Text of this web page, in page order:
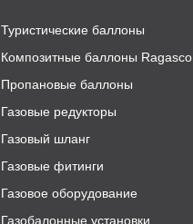
Туристические баллоны
Композитные баллоны Ragasco
Пропановые баллоны
Газовые редукторы
Газовый шланг
Газовые фитинги
Газовое оборудование
Газобалонные установки